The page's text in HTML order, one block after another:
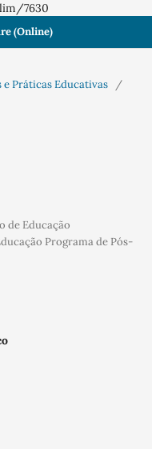
7630
(Online)
e Práticas Educativas
/
de Educação
Programa de Pós-